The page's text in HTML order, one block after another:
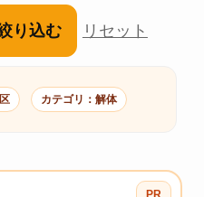
り込む リセット
カテゴリ：解体
PR